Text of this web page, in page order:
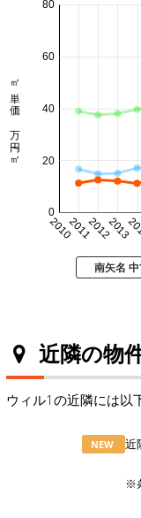
2010201120122013
0
20
40
60
80
㎡単価 万円/㎡
南矢名
近隣の物
ウィル1の近隣には以
NEW
近
※